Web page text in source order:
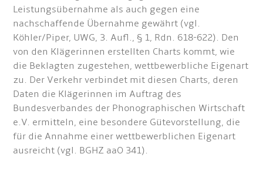
Leistungsübernahme als auch gegen eine
nachschaffende Übernahme gewährt (vgl.
Köhler/Piper, UWG, 3. Aufl., § 1, Rdn. 618-622). Den
von den Klägerinnen erstellten Charts kommt, wie
die Beklagten zugestehen, wettbewerbliche Eigenart
zu. Der Verkehr verbindet mit diesen Charts, deren
Daten die Klägerinnen im Auftrag des
Bundesverbandes der Phonographischen Wirtschaft
e.V. ermitteln, eine besondere Gütevorstellung, die
für die Annahme einer wettbewerblichen Eigenart
ausreicht (vgl. BGHZ aaO 341).